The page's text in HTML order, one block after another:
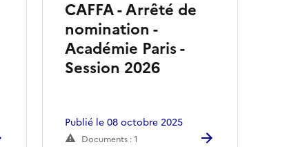
CAFFA - Arrêté de
nomination -
Académie Paris -
Session 2026
Publié le 08 octobre 2025
Documents : 1